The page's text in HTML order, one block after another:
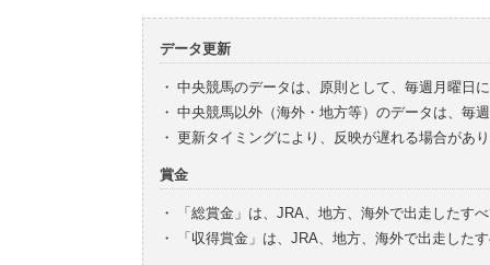
データ更新
・ 中央競馬のデータは、原則として、毎週月曜日
・ 中央競馬以外（海外・地方等）のデータは、毎
・ 更新タイミングにより、反映が遅れる場合があ
賞金
・
「総賞金」は、JRA、地方、海外で出走したす
・
「収得賞金」は、JRA、地方、海外で出走した